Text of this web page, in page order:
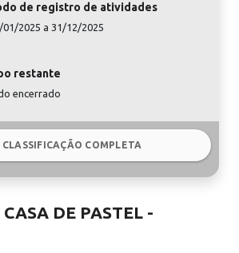
de registro de atividades
01/2025 a 31/12/2025
restante
encerrado
CLASSIFICAÇÃO COMPLETA
DE PASTEL -